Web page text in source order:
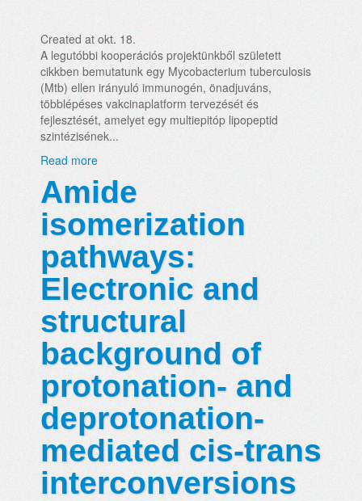
Created at okt. 18.
A legutóbbi kooperációs projektünkből született
cikkben bemutatunk egy Mycobacterium tuberculosis
(Mtb) ellen irányuló immunogén, önadjuváns,
többlépéses vakcinaplatform tervezését és
fejlesztését, amelyet egy multiepitóp lipopeptid
szintézisének...
Read more
Amide
isomerization
pathways:
Electronic and
structural
background of
protonation- and
deprotonation-
mediated cis-trans
interconversions